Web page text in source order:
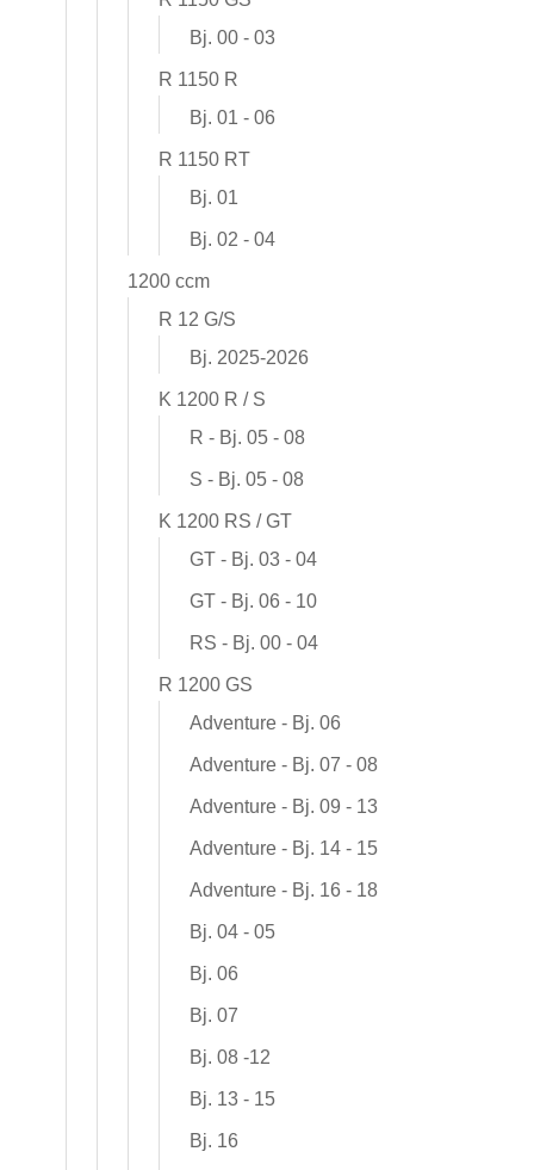
Bj. 00 - 03
R 1150 R
Bj. 01 - 06
R 1150 RT
Bj. 01
Bj. 02 - 04
1200 ccm
R 12 G/S
Bj. 2025-2026
K 1200 R / S
R - Bj. 05 - 08
S - Bj. 05 - 08
K 1200 RS / GT
GT - Bj. 03 - 04
GT - Bj. 06 - 10
RS - Bj. 00 - 04
R 1200 GS
Adventure - Bj. 06
Adventure - Bj. 07 - 08
Adventure - Bj. 09 - 13
Adventure - Bj. 14 - 15
Adventure - Bj. 16 - 18
Bj. 04 - 05
Bj. 06
Bj. 07
Bj. 08 -12
Bj. 13 - 15
Bj. 16